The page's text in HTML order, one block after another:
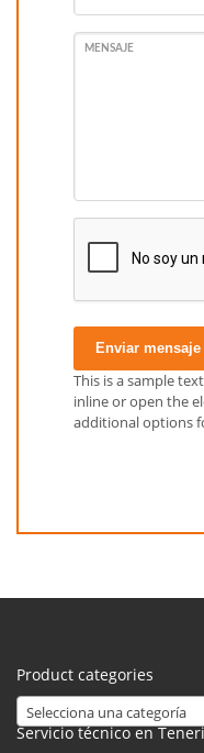
MENSAJE
Enviar mensaje
This is a sample
inline or open the
additional options
Product categories
Selecciona una categoría
Servicio técnico en